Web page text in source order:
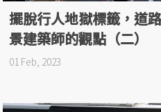
擺脫行人地獄標籤，道
景建築師的觀點（二）
01 Feb, 2023